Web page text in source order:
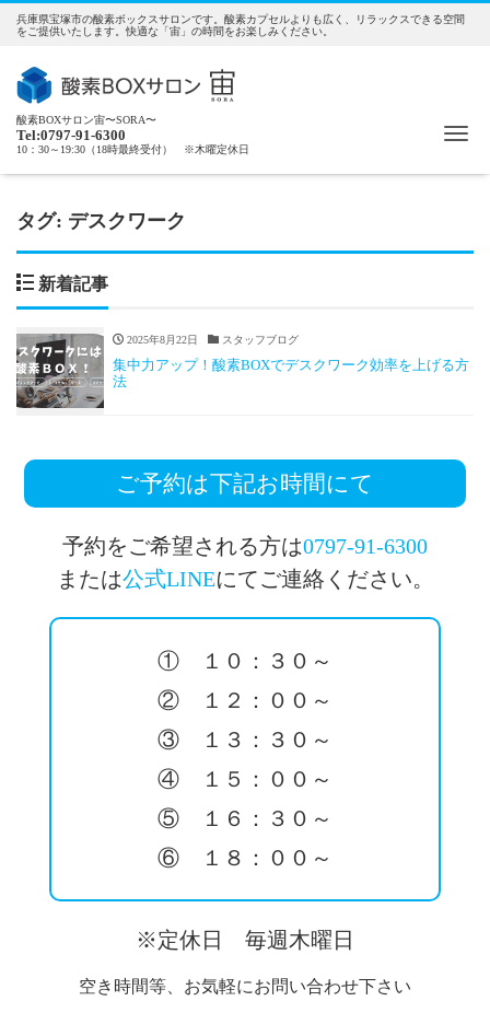
兵庫県宝塚市の酸素ボックスサロンです。酸素カプセルよりも広く、リラックスできる空間
をご提供いたします。快適な「宙」の時間をお楽しみください。
酸素BOXサロン宙〜SORA〜
Tel:0797-91-6300
10：30～19:30（18時最終受付） ※木曜定休日
タグ: デスクワーク
新着記事
2025年8月22日 スタッフブログ
集中力アップ！酸素BOXでデスクワーク効率を上げる方
法
ご予約は下記お時間にて
予約をご希望される方は0797-91-6300
または公式LINEにてご連絡ください。
① １０：３０～
② １２：００～
③ １３：３０～
④ １５：００～
⑤ １６：３０～
⑥ １８：００～
※定休日 毎週木曜日
空き時間等、お気軽にお問い合わせ下さい